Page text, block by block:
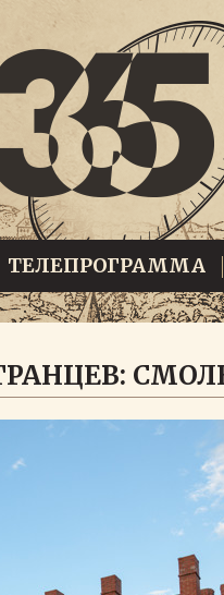
ТЕЛЕПРОГРАММА